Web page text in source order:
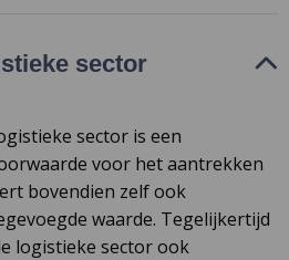
sector
sector is een
voor het aantrekken
bovendien zelf ook
waarde. Tegelijkertijd
logistieke sector ook